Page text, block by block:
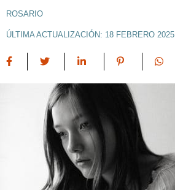
ROSARIO
ÚLTIMA ACTUALIZACIÓN: 18 FEBRERO 2025